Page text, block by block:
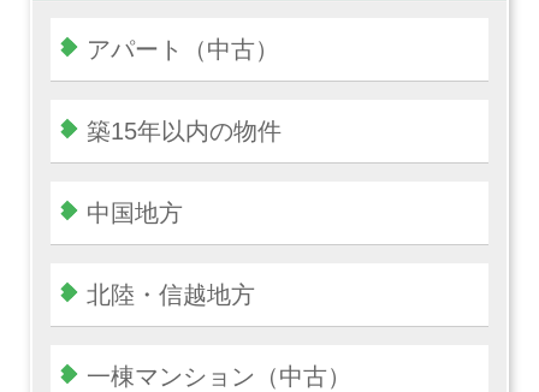
アパート（中古）
築15年以内の物件
中国地方
北陸・信越地方
一棟マンション（中古）